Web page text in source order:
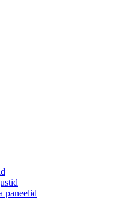
paneelid